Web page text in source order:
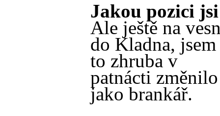
Jakou pozici
Ale ještě na
do Kladna,
to zhruba v
patnácti
jako brankář.